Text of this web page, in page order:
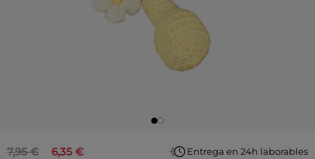
6,35 €
7,95 € Entrega en 24h laborables